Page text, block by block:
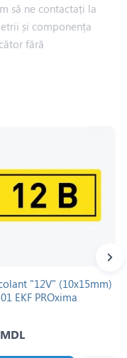
să ne contactați la
și componența
fără
"12V" (10x15mm)
EKF PROxima